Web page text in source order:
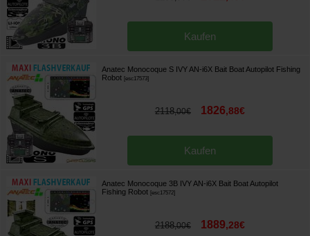
Kaufen
Anatec Monocoque S IVY AN-i6X Bait Boat Autopilot Fishing
Robot [esc17573]
2118,00€ 1826,88€
Kaufen
Anatec Monocoque 3B IVY AN-i6X Bait Boat Autopilot
Fishing Robot [esc17572]
2188,00€ 1889,28€